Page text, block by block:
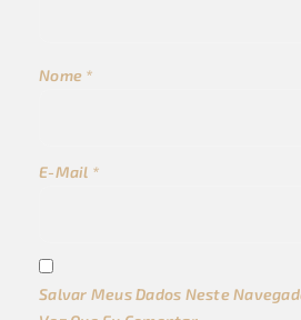
Nome *
E-Mail *
Salvar Meus Dados Neste